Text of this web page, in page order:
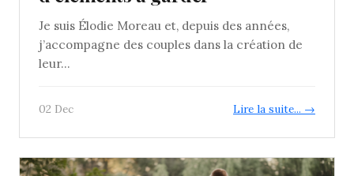
Je suis Élodie Moreau et, depuis des années,
j’accompagne des couples dans la création de
leur...
02 Dec Lire la suite... →